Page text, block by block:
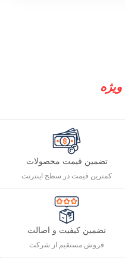
ویژه
تضمین قیمت محصولات
کمترین قیمت در سطح اینترنت
تضمین کیفیت و اصالت
فروش مستقیم از شرکت